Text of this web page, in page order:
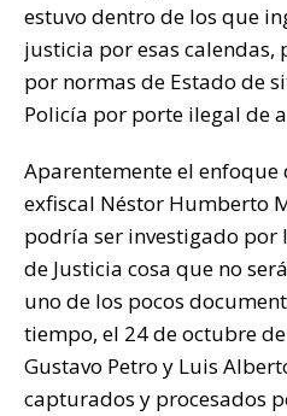
estuvo dentro de los que
justicia por esas
por normas de Estado de
Policía por porte ilegal de
Aparentemente el
exfiscal Néstor Humberto
podría ser investigado por
de Justicia cosa que no
uno de los pocos
tiempo, el 24 de octubre
Gustavo Petro y Luis
capturados y procesados